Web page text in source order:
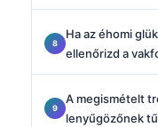
Ha az éhomi
ellenőrizd a
A megismételt
lenyűgözőnek